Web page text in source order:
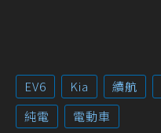
EV6 Kia 續航
純電
電動車